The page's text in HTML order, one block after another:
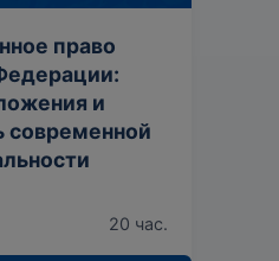
право
и
современной
20 час.